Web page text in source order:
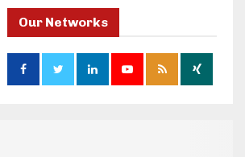
Our Networks